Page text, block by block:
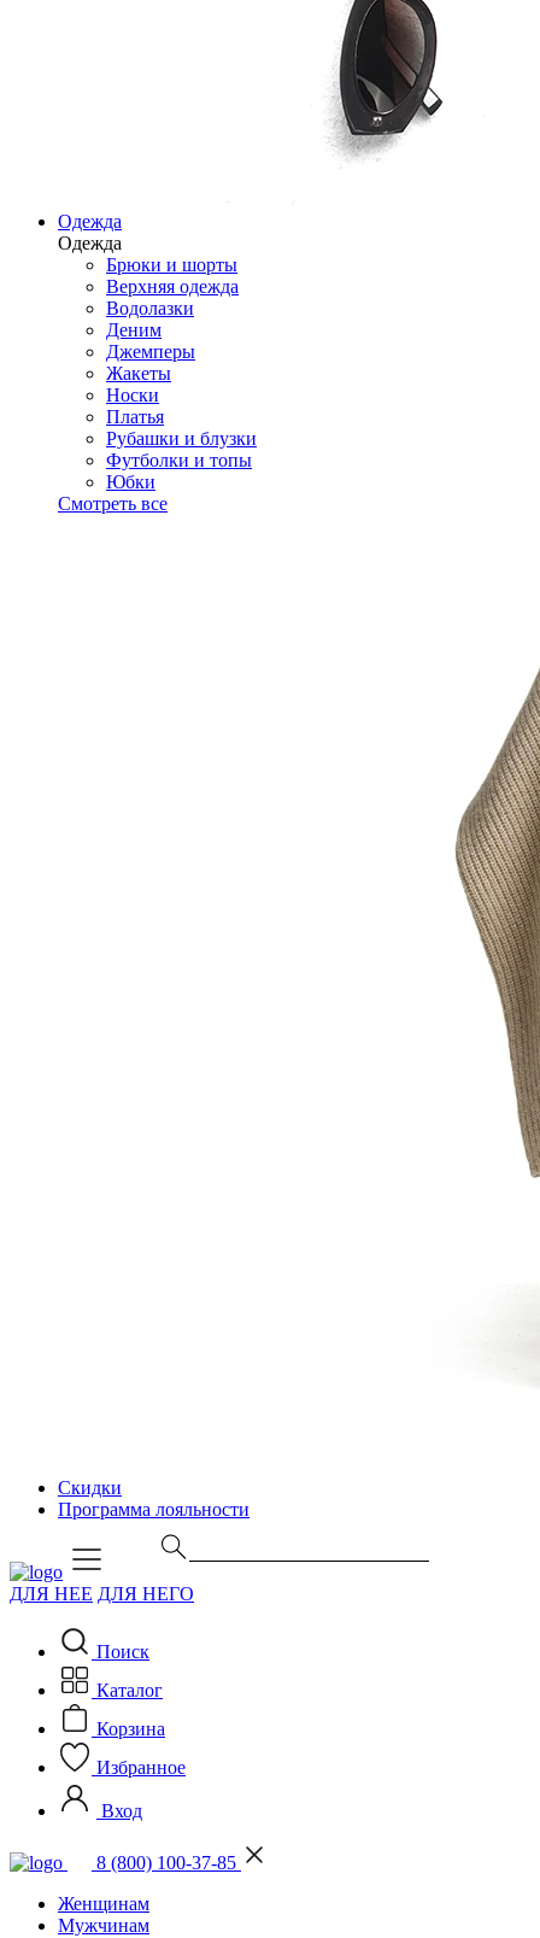
Одежда
Одежда
Брюки и шорты
Верхняя одежда
Водолазки
Деним
Джемперы
Жакеты
Носки
Платья
Рубашки и блузки
Футболки и топы
Юбки
Смотреть все
Скидки
Программа лояльности
ДЛЯ НЕЕ ДЛЯ НЕГО
Поиск
Каталог
Корзина
Избранное
Вход
8 (800) 100-37-85
Женщинам
Мужчинам